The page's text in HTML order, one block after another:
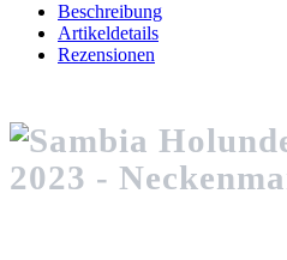
Beschreibung
Artikeldetails
Rezensionen